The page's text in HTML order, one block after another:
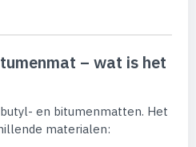
– wat is het
en bitumenmatten. Het
materialen: